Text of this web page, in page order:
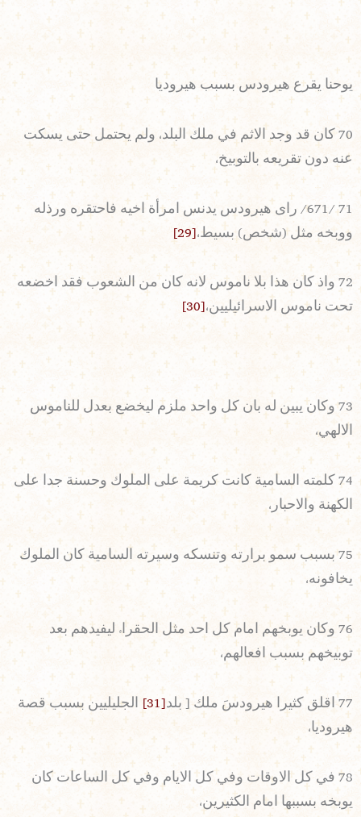
يوحنا يقرع هيرودس بسبب هيروديا
70 كان قد وجد الاثم في ملك البلد، ولم يحتمل حتى يسكت
عنه دون تقريعه بالتوبيخ،
71 /671/ راى هيرودس يدنس امرأة اخيه فاحتقره ورذله
ووبخه مثل (شخص) بسيط،[29]
72 واذ كان هذا بلا ناموس لانه كان من الشعوب فقد اخضعه
تحت ناموس الاسرائيليين، [30]
73 وكان يبين له بان كل واحد ملزم ليخضع بعدل للناموس
الالهي،
74 كلمته السامية كانت كريمة على الملوك وحسنة جدا على
الكهنة والاحبار،
75 بسبب سمو برارته وتنسكه وسيرته السامية كان الملوك
يخافونه،
76 وكان يوبخهم امام كل احد مثل الحقراء ليفيدهم بعد
توبيخهم بسبب افعالهم،
77 اقلق كثيرا هيرودسَ ملك [ بلد [31]
الجليليين بسبب قصة
هيروديا،
78 في كل الاوقات وفي كل الايام وفي كل الساعات كان
يوبخه بسببها امام الكثيرين،